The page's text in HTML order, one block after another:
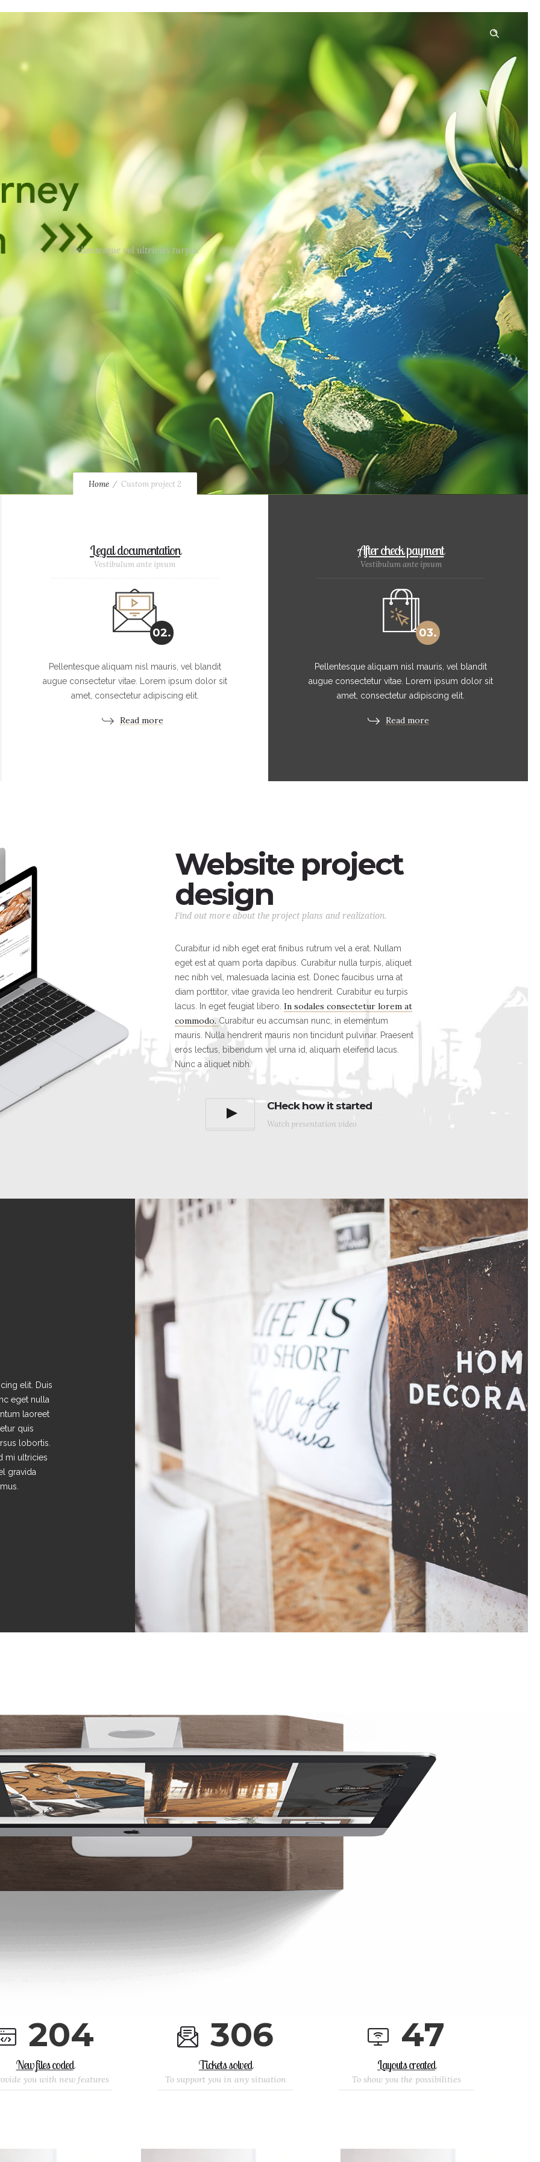
Pellentesque vel ultricies turpis.
Home Custom project 2
Legal documentation
Vestibulum ante ipsum
02.
Pellentesque aliquam nisl mauris, vel blandit
augue consectetur vitae. Lorem ipsum dolor sit
amet, consectetur adipiscing elit.
Read more
After check payment
Vestibulum ante ipsum
03.
Pellentesque aliquam nisl mauris, vel blandit
augue consectetur vitae. Lorem ipsum dolor sit
amet, consectetur adipiscing elit.
Read more
Website project
design
Find out more about the project plans and realization.
Curabitur id nibh eget erat finibus rutrum vel a erat. Nullam
eget est at quam porta dapibus. Curabitur nulla turpis, aliquet
nec nibh vel, malesuada lacinia est. Donec faucibus urna at
diam porttitor, vitae gravida leo hendrerit. Curabitur eu turpis
lacus. In eget feugiat libero.In sodales consectetur lorem at
commodo.Curabitur eu accumsan nunc, in elementum
mauris. Nulla hendrerit mauris non tincidunt pulvinar. Praesent
eros lectus, bibendum vel urna id, aliquam eleifend lacus.
Nunc a aliquet nibh.
CHeck how it started
Watch presentation video
elit. Duis
eget nulla
laoreet
quis
lobortis.
mi ultricies
gravida
204
New files coded
you with new features
306
Tickets solved
To support you in any situation
47
Layouts created
To show you the possibilities